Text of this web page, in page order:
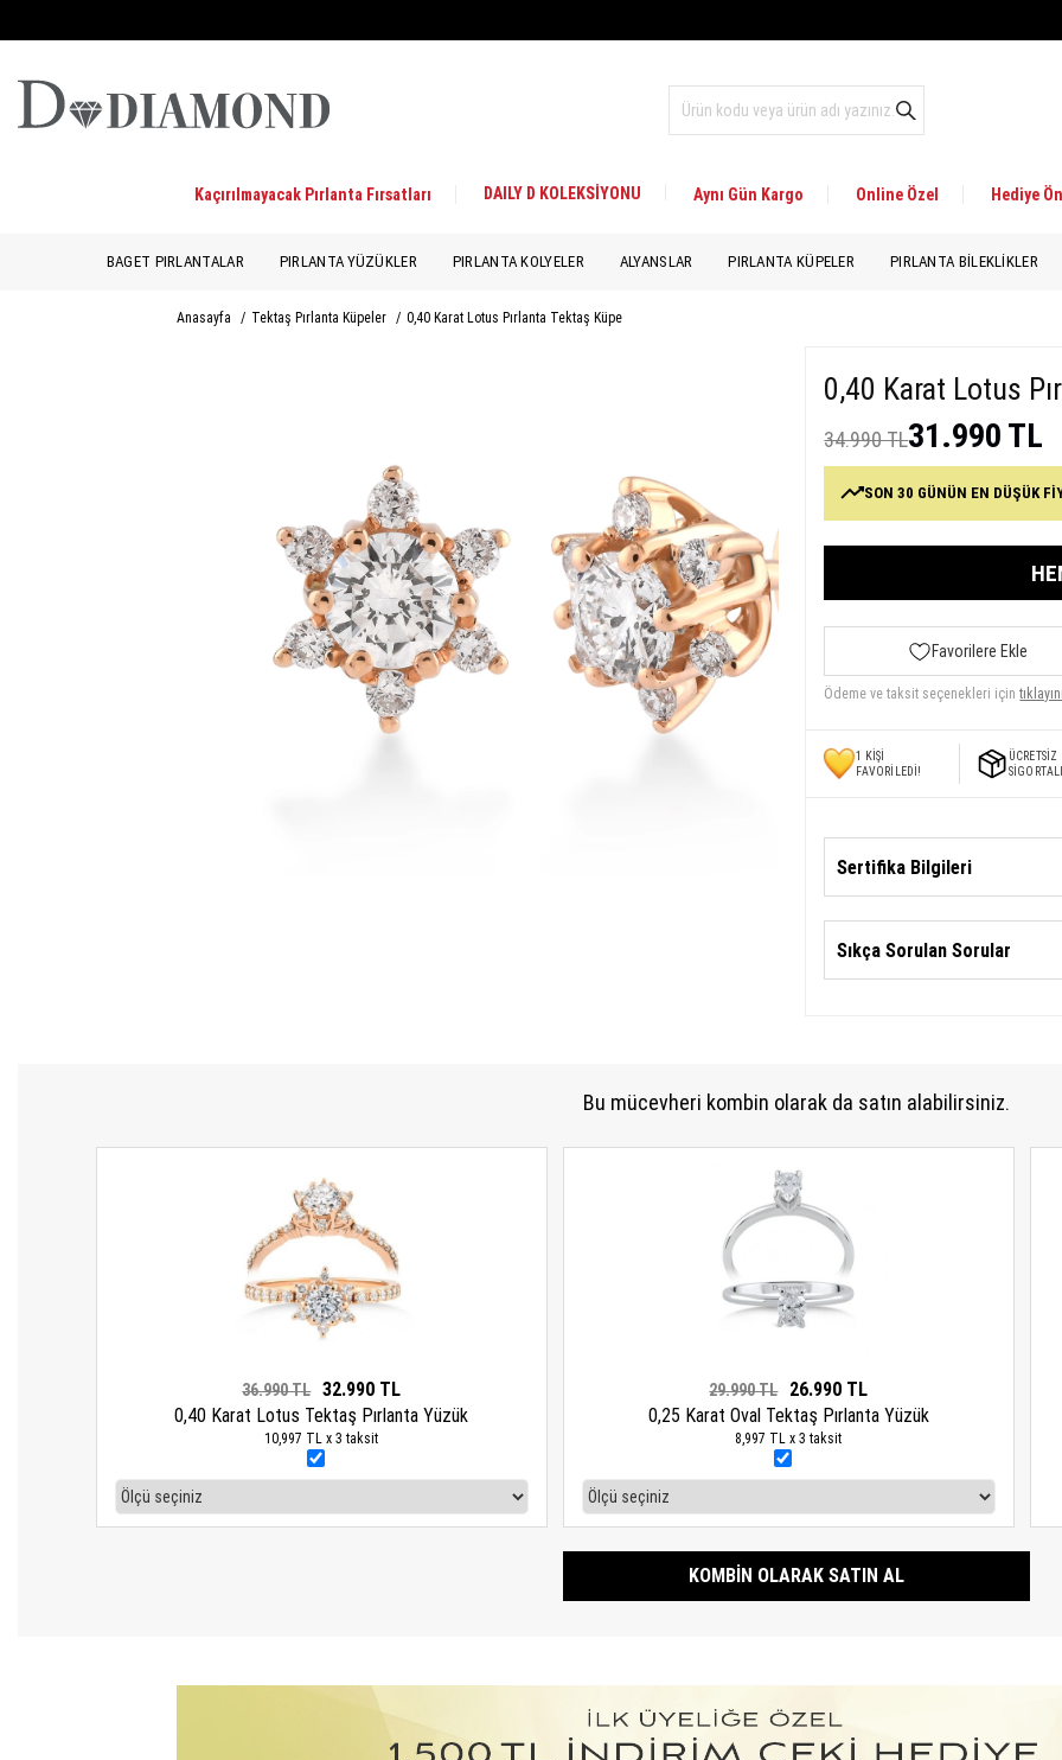
Kaçırılmayacak Pırlanta Fırsatları DAILY D KOLEKSİYONU Aynı Gün Kargo Online Özel Hediye
BAGET PIRLANTALAR PIRLANTA YÜZÜKLER PIRLANTA KOLYELER ALYANSLAR PIRLANTA KÜPELER PIRLANTA BILEKLIKLER
Anasayfa / Tektaş Pırlanta Küpeler / 0,40 Karat Lotus Pırlanta Tektaş Küpe
0,40 Karat Lotus
34.990 TL31.990 TL
SON 30 GÜNÜN EN DÜŞÜK
Favorilere Ekle
Ödeme ve taksit seçenekleri için
1
KİŞİ
FAVORİLEDİ!
ÜCRETSİZ
Sertifika Bilgileri
Sıkça Sorulan Sorular
Bu mücevheri kombin olarak da satın alabilirsiniz.
36.990 TL
32.990 TL
0,40 Karat Lotus Tektaş Pırlanta Yüzük
10,997 TL x 3 taksit
29.990 TL
26.990 TL
0,25 Karat Oval Tektaş Pırlanta Yüzük
8,997 TL x 3 taksit
KOMBIN OLARAK SATIN AL